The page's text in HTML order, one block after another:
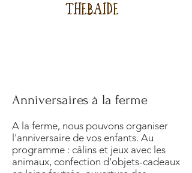
THEBAIDE
Anniversaires à la ferme
A la ferme, nous pouvons organiser
l'anniversaire de vos enfants. Au
programme : câlins et jeux avec les
animaux, confection d'objets-cadeaux